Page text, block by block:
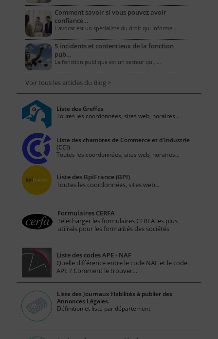
Comment savoir si vous pouvez avoir
confiance…
L'avocat est un spécialiste du droit qui informe …
5 incidents et contentieux de la fonction
pub…
La fonction publique est un secteur qui, …
Voir tous les articles du Blog >
Liste des Greffes
Toutes les coordonnées, sites web, horaires...
Liste des chambres de Commerce et d'Industrie
(CCI)
Toutes les coordonnées, sites web, horaires...
Liste des BpiFrance (BPI)
Toutes les coordonnées, sites web...
Formulaires CERFA
Télécharger les formulaires CERFA les plus
utilisés pour les formalités des sociétés
Liste des codes APE - NAF
Quelle différence entre le code NAF et le code
APE ? Comment le trouver…
Liste des Journaux Habilités à publier des
Annonces Légales.
Définition et liste par département